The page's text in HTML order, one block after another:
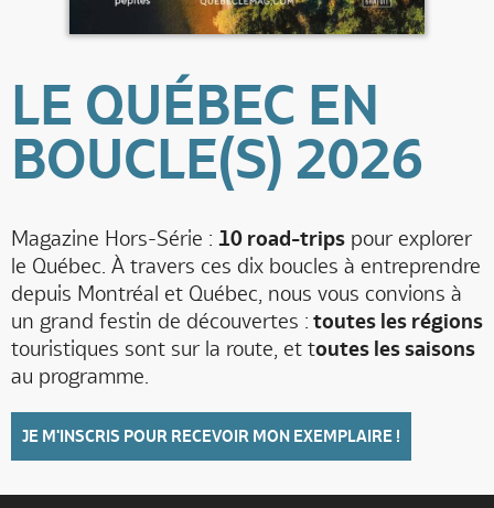
LE QUÉBEC EN
BOUCLE(S) 2026
Magazine Hors-Série : 10 road-trips pour explorer
le Québec. À travers ces dix boucles à entreprendre
depuis Montréal et Québec, nous vous convions à
un grand festin de découvertes : toutes les régions
touristiques sont sur la route, et toutes les saisons
au programme.
JE M'INSCRIS POUR RECEVOIR MON EXEMPLAIRE !